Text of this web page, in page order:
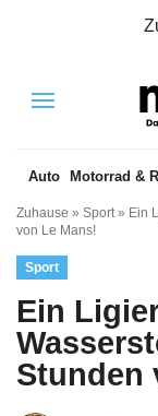
Menu
Auto Motorrad &
Zuhause » Sport » Ein
von Le Mans!
Sport
Ein
Stunden